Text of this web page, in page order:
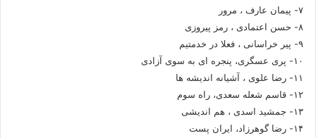
۷- پیمان عارف ، مرور
۸- حسن اعتمادی ، رمز پیروزی
۹- پیر خراسانی ، فعلا در خدمتیم
۱۰- پری عسگری، پنجره ای به سوی آزادی
۱۱- رضا علوی ، آشیانه اندیشه ها
۱۲- قاسم شعله سعدی، راه سوم
۱۳- جمشید اسدی ، هم اندیشی
۱۴- رضا گوهرزاد، ایران پست